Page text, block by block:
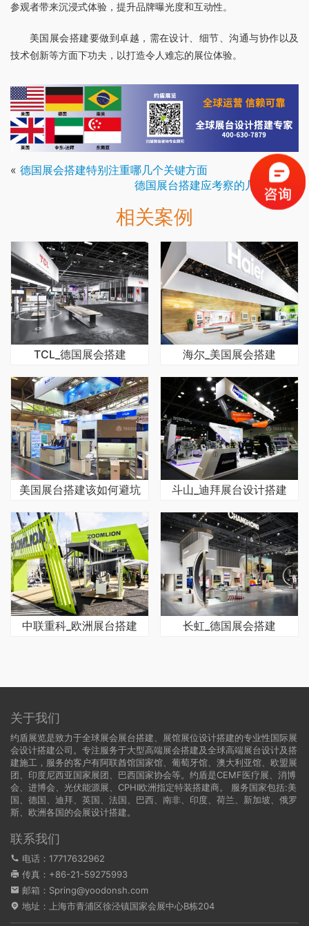
参观者带来沉浸式体验，提升品牌曝光度和互动性。
美国展会搭建要做到卓越，需在设计、细节、沟通与协作以及
技术创新等方面下功夫，以打造令人难忘的展位体验。
« 德国展会搭建特别注重哪几个关键方面
德国展台搭建应考察的几个方面
相关案例
TCL_德国展会搭建 海尔_美国展会搭建
美国展台搭建该如何避坑 斗山_迪拜展台设计搭建
中联重科_欧洲展台搭建 长虹_德国展会搭建
关于我们
约盾展览是致力于全球展会展台搭建、展馆展位设计搭建的专业性国际展
会设计搭建公司。专注服务于大型高端展会搭建及全球高端展台设计及搭
建施工，服务的客户有阿联酋馆国家馆、葡萄牙馆、澳大利亚馆、欧盟展
团、印度尼西亚国家展团、巴西国家协会等。约盾是CEMF医疗展、消博
会、进博会、光伏能源展、CPHI欧洲指定特装搭建商。 服务国家包括:美
国
德国 、迪拜、英国、法国、巴西、南非、印度、荷兰、新加坡、俄罗
斯、欧洲各国的会展设计搭建。
联系我们
电话：17717632962
传真：+86-21-59275993
邮箱：Spring@yoodonsh.com
地址：上海市青浦区徐泾镇国家会展中心B栋204